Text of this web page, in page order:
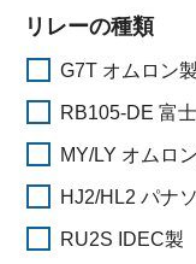
東朋テク
個人情報保護
リレーの種類
G7T オムロン製
RB105-DE 富
MY/LY オムロ
HJ2/HL2 パナ
RU2S IDEC製